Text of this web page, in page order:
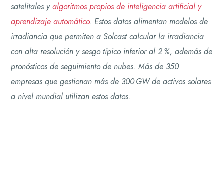
satelitales yalgoritmos propios de inteligencia artificial y
aprendizaje automático. Estos datos alimentan modelos de
irradiancia que permiten a Solcast calcular la irradiancia
con alta resolución y sesgo típico inferior al 2 %, además de
pronósticos de seguimiento de nubes. Más de 350
empresas que gestionan más de 300 GW de activos solares
a nivel mundial utilizan estos datos.